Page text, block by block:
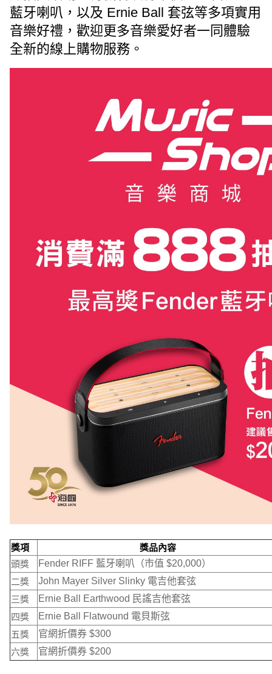
藍牙喇叭，以及 Ernie Ball 套弦等多項實用
音樂好禮，歡迎更多音樂愛好者一同體驗
全新的線上購物服務。
獎項
獎品內容
頭獎
Fender RIFF 藍牙喇叭（市值 $20,000）
二獎 John Mayer Silver Slinky 電吉他套弦
三獎 Ernie Ball Earthwood 民謠吉他套弦
四獎 Ernie Ball Flatwound 電貝斯弦
五獎 官網折價券 $300
六獎 官網折價券 $200